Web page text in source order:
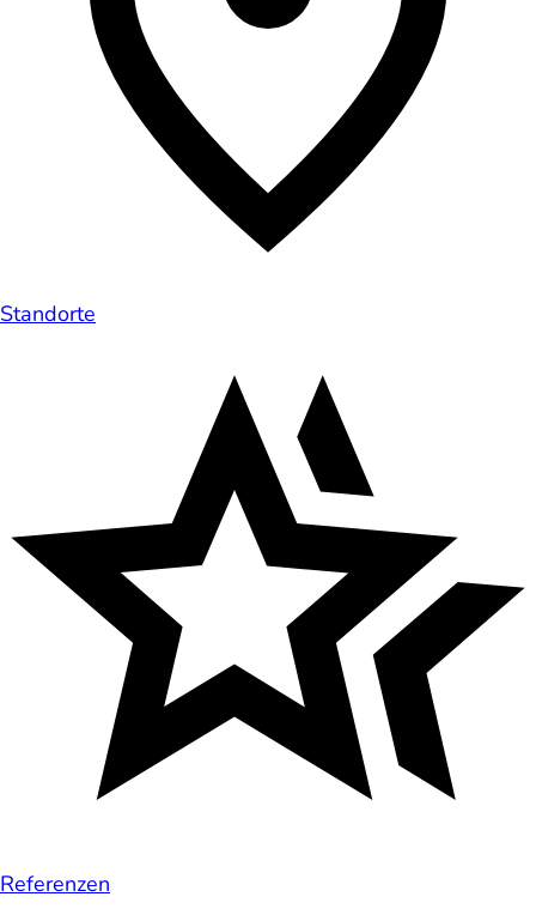
Standorte
Referenzen